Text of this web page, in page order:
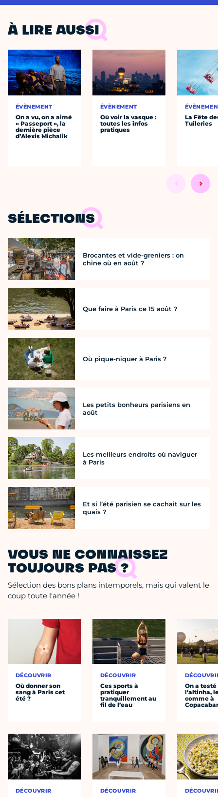
À LIRE AUSSI
ÉVÈNEMENT
On a vu, on a aimé
« Passeport », la
dernière pièce
d’Alexis Michalik
ÉVÈNEMENT
Où voir la vasque :
toutes les infos
pratiques
La Fête
Tuileries
SÉLECTIONS
Brocantes et vide-greniers : on
chine où en août ?
Que faire à Paris ce 15 août ?
Où pique-niquer à Paris ?
Les petits bonheurs parisiens en
août
Les meilleurs endroits où naviguer
à Paris
Et si l’été parisien se cachait sur les
quais ?
VOUS NE CONNAISSEZ
TOUJOURS PAS ?
Sélection des bons plans intemporels, mais qui valent le
coup toute l'année !
DÉCOUVRIR
Où donner son
sang à Paris cet
été ?
DÉCOUVRIR
DÉCOUVRIR
Ces sports à
pratiquer
tranquillement au
fil de l’eau
DÉCOUVRIR
On a testé
l’altinha,
comme à